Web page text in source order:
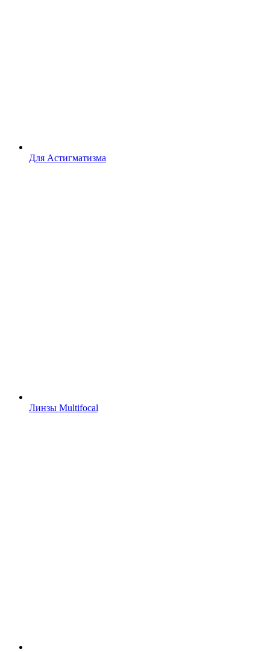
Для Астигматизма
Линзы Multifocal